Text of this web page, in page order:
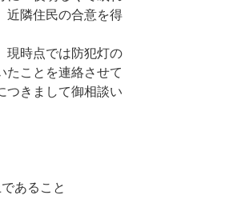
近隣住民の合意を得
現時点では防犯灯の
たことを連絡させて
つきまして御相談い
あること